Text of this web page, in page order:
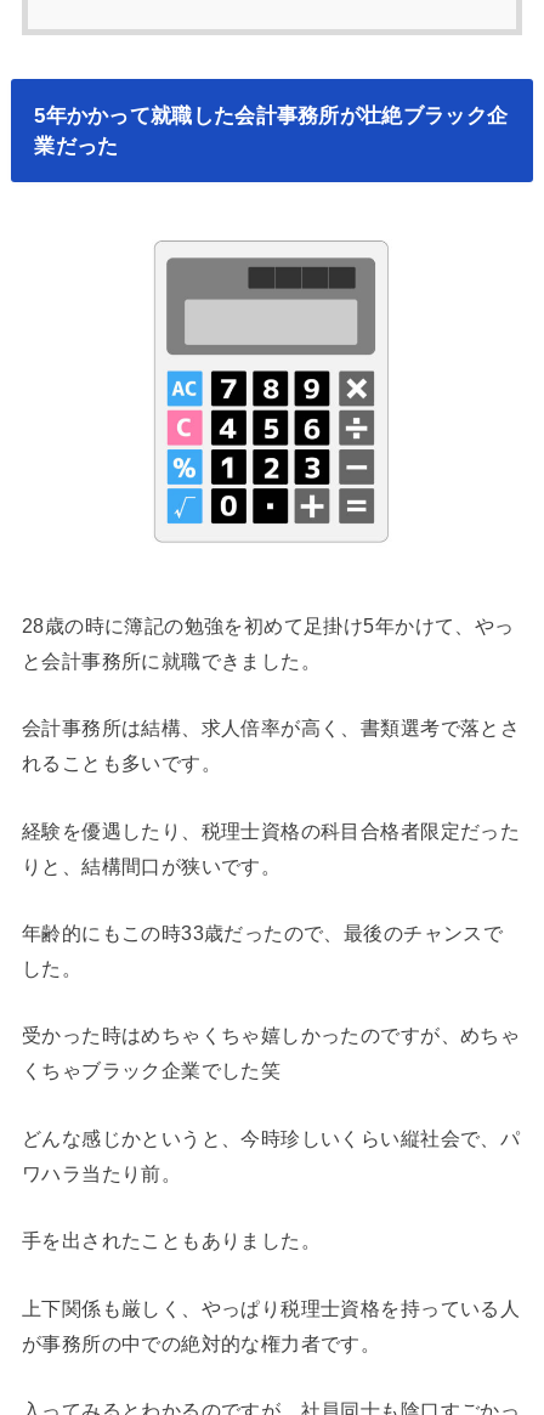
5年かかって就職した会計事務所が壮絶ブラック企
業だった
28歳の時に簿記の勉強を初めて足掛け5年かけて、やっ
と会計事務所に就職できました。
会計事務所は結構、求人倍率が高く、書類選考で落とさ
れることも多いです。
経験を優遇したり、税理士資格の科目合格者限定だった
りと、結構間口が狭いです。
年齢的にもこの時33歳だったので、最後のチャンスで
した。
受かった時はめちゃくちゃ嬉しかったのですが、めちゃ
くちゃブラック企業でした笑
どんな感じかというと、今時珍しいくらい縦社会で、パ
ワハラ当たり前。
手を出されたこともありました。
上下関係も厳しく、やっぱり税理士資格を持っている人
が事務所の中での絶対的な権力者です。
入ってみるとわかるのですが、社員同士も陰口すごかっ